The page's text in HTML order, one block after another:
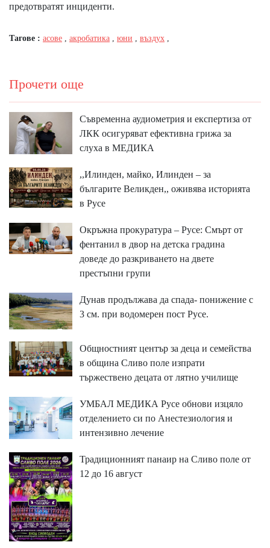
предотвратят инциденти.
Тагове : асове акробатика юни въздух
Прочети още
Съвременна аудиометрия и експертиза от
ЛКК осигуряват ефективна грижа за
слуха в МЕДИКА
,,Илинден, майко, Илинден – за
българите Великден,, оживява историята
в Русе
Окръжна прокуратура – Русе: Смърт от
фентанил в двор на детска градина
доведе до разкриването на двете
престъпни групи
Дунав продължава да спада- понижение с
3 см. при водомерен пост Русе.
Общностният център за деца и семейства
в община Сливо поле изпрати
тържествено децата от лятно училище
УМБАЛ МЕДИКА Русе обнови изцяло
отделението си по Анестезиология и
интензивно лечение
Традиционният панаир на Сливо поле от
12 до 16 август